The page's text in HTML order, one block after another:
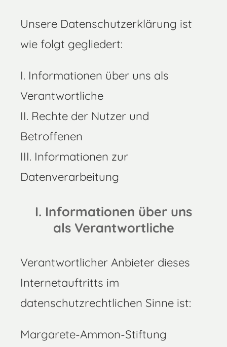
Unsere Datenschutzerklärung ist
wie folgt gegliedert:
I. Informationen über uns als
Verantwortliche
II. Rechte der Nutzer und
Betroffenen
III. Informationen zur
Datenverarbeitung
I. Informationen über uns
als Verantwortliche
Verantwortlicher Anbieter dieses
Internetauftritts im
datenschutzrechtlichen Sinne ist:
Margarete-Ammon-Stiftung